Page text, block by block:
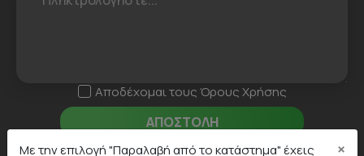
Αποδέχομαι τουςΌρους Χρήσης
ΑΠΟΣΤΟΛΗ
×
Mε την επιλογή "Παραλαβή από το κατάστημα" έχεις